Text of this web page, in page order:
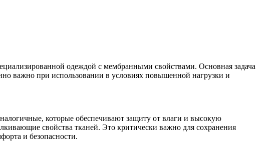
одеждой с мембранными свойствами. Основная задача
важно при использовании в условиях повышенной нагрузки и
которые обеспечивают защиту от влаги и высокую
свойства тканей. Это критически важно для сохранения
и безопасности.